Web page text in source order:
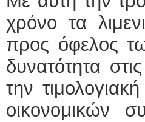
χρόνο τα
προς όφελος
δυνατότητα
την
οικονομικών